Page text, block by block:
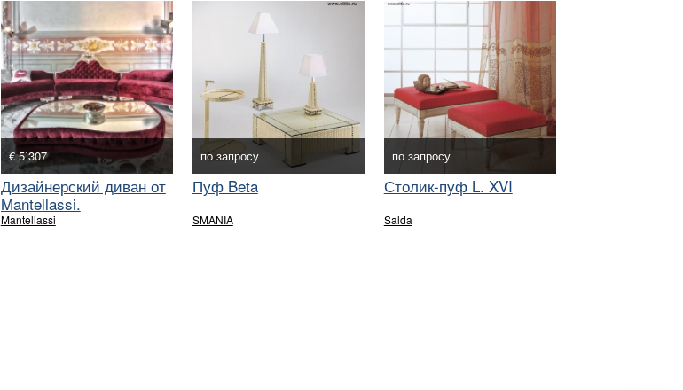
€ 5`307
Дизайнерский диван от
Mantellassi.
Mantellassi
по запросу
Пуф Beta
SMANIA
по запросу
Столик-пуф L. XVI
Salda